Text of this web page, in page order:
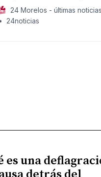
para el medio
24 Morelos - últimas
24noticias
es una